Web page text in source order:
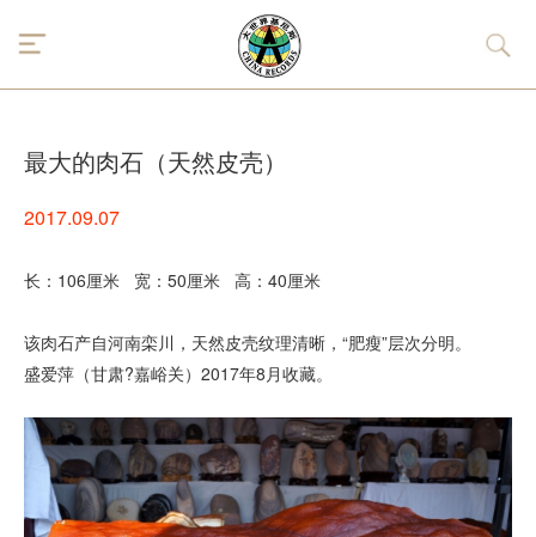
最大的肉石（天然皮壳）
2017.09.07
长：106厘米 宽：50厘米 高：40厘米
该肉石产自河南栾川，天然皮壳纹理清晰，“肥瘦”层次分明。
盛爱萍（甘肃?嘉峪关）2017年8月收藏。